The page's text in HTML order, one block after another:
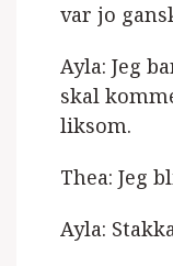
var jo
Ayla: Jeg
skal
liksom.
Thea: Jeg
Ayla: